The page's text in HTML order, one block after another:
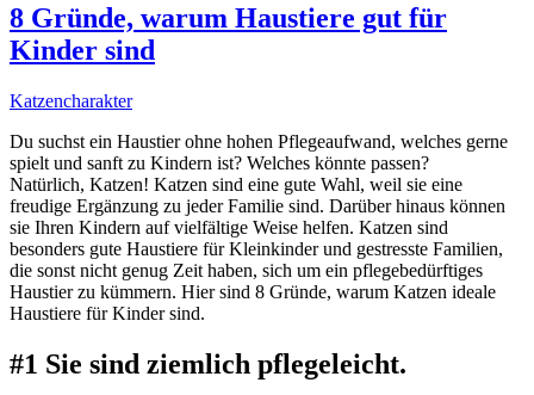
8 Gründe, warum Haustiere gut für
Kinder sind
Katzencharakter
Du suchst ein Haustier ohne hohen Pflegeaufwand, welches gerne
spielt und sanft zu Kindern ist? Welches könnte passen?
Natürlich, Katzen! Katzen sind eine gute Wahl, weil sie eine
freudige Ergänzung zu jeder Familie sind. Darüber hinaus können
sie Ihren Kindern auf vielfältige Weise helfen. Katzen sind
besonders gute Haustiere für Kleinkinder und gestresste Familien,
die sonst nicht genug Zeit haben, sich um ein pflegebedürftiges
Haustier zu kümmern. Hier sind 8 Gründe, warum Katzen ideale
Haustiere für Kinder sind.
#1 Sie sind ziemlich pflegeleicht.